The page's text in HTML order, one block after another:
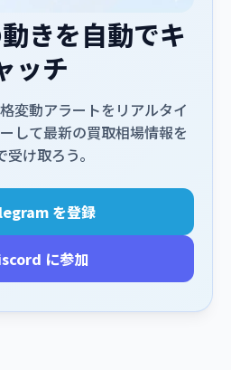
きを自動でキ
ッチ
変動アラートをリアルタイ
して最新の買取相場情報を
受け取ろう。
を登録
に参加